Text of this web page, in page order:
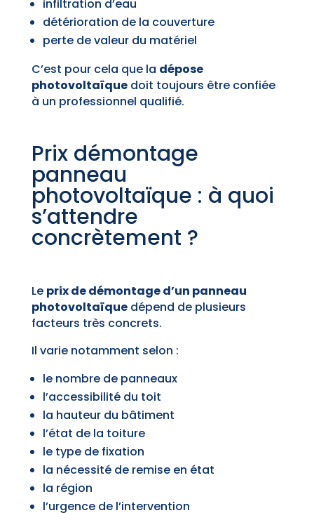
infiltration d’eau
détérioration de la couverture
perte de valeur du matériel
C’est pour cela que la dépose
photovoltaïquedoit toujours être confiée
à un professionnel qualifié.
Prix démontage
panneau
photovoltaïque : à quoi
s’attendre
concrètement ?
Le prix de démontage d’un panneau
photovoltaïquedépend de plusieurs
facteurs très concrets.
Il varie notamment selon :
le nombre de panneaux
l’accessibilité du toit
la hauteur du bâtiment
l’état de la toiture
le type de fixation
la nécessité de remise en état
la région
l’urgence de l’intervention